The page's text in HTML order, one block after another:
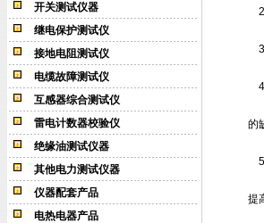
开关测试仪器
继电保护测试仪
接地电阻测试仪
电缆故障测试仪
互感器综合测试仪
雷电计数器校验仪
绝缘油测试仪器
其他电力测试仪器
仪器配套产品
电热电器产品
2
3
4
的
5
提